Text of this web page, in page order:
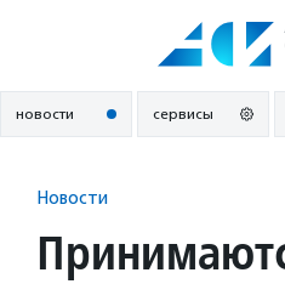
новости сервисы
Новости